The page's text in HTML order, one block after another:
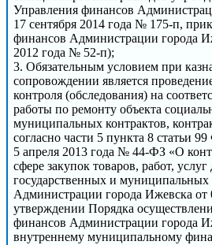
Управления финансов
17 сентября 2014 года № 175-п,
финансов Администрации города
2012 года № 52-п);
3. Обязательным условием при
сопровождении является
контроля (обследования) на
работы по ремонту объекта
муниципальных контрактов,
согласно части 5 пункта 8 статьи
5 апреля 2013 года № 44-ФЗ «О
сфере закупок товаров, работ,
государственных и
Администрации города Ижевска
утверждении Порядка
финансов Администрации города
внутреннему муниципальному